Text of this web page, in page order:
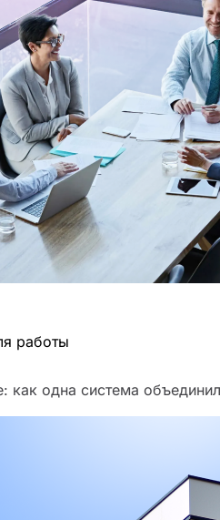
работы
как одна система